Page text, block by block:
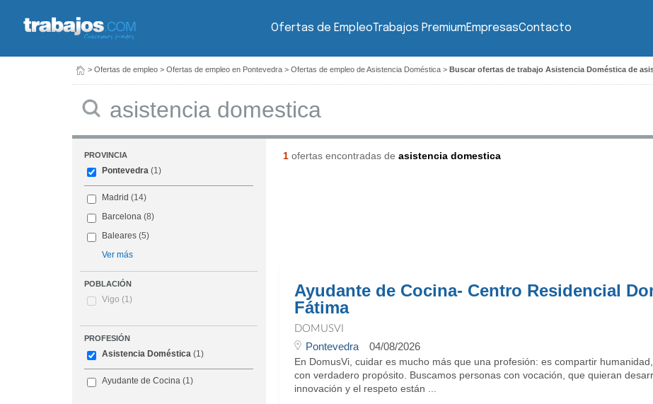
Ofertas de EmpleoTrabajos PremiumEmpresasContacto
> Ofertas de empleo > Ofertas de empleo en Pontevedra > Ofertas de empleo de Asistencia Doméstica > Buscar ofertas de trabajo Asistencia Doméstica de
PROVINCIA
Pontevedra (1)
Madrid (14)
Barcelona (8)
Baleares (5)
Ver más
POBLACIÓN
Vigo (1)
PROFESIÓN
Asistencia Doméstica (1)
Ayudante de Cocina (1)
1ofertas encontradas de asistencia domestica
Ayudante de Cocina- Centro Residencial
Fátima
DOMUSVI
Pontevedra 04/08/2026
En DomusVi, cuidar es mucho más que una profesión: es compartir
con verdadero propósito. Buscamos personas con vocación, que quieran
innovación y el respeto están ...